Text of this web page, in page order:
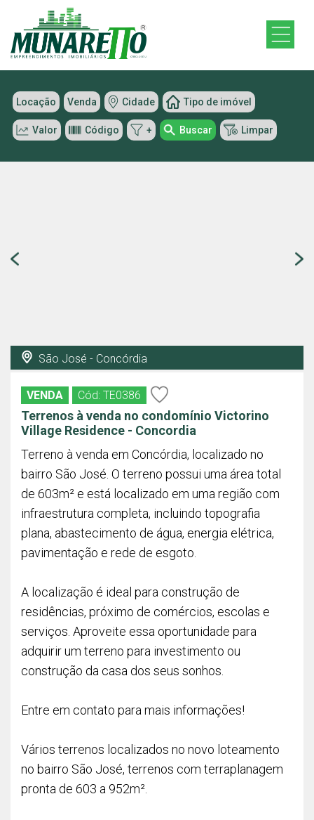
Locação Venda Cidade Tipo de imóvel
Valor Código + Buscar Limpar
São José - Concórdia
VENDA Cód: TE0386
Terrenos à venda no condomínio Victorino
Village Residence - Concordia
Terreno à venda em Concórdia, localizado no
bairro São José. O terreno possui uma área total
de 603m² e está localizado em uma região com
infraestrutura completa, incluindo topografia
plana, abastecimento de água, energia elétrica,
pavimentação e rede de esgoto.
A localização é ideal para construção de
residências, próximo de comércios, escolas e
serviços. Aproveite essa oportunidade para
adquirir um terreno para investimento ou
construção da casa dos seus sonhos.
Entre em contato para mais informações!
Vários terrenos localizados no novo loteamento
no bairro São José, terrenos com terraplanagem
pronta de 603 a 952m².